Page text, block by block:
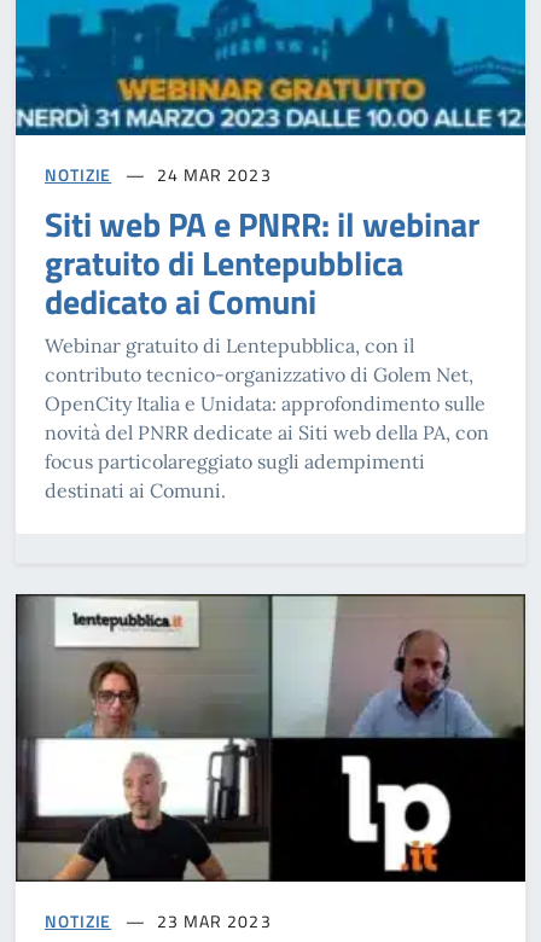
NOTIZIE 24 MAR 2023
Siti web PA e PNRR: il webinar
gratuito di Lentepubblica
dedicato ai Comuni
Webinar gratuito di Lentepubblica, con il
contributo tecnico-organizzativo di Golem Net,
OpenCity Italia e Unidata: approfondimento sulle
novità del PNRR dedicate ai Siti web della PA, con
focus particolareggiato sugli adempimenti
destinati ai Comuni.
NOTIZIE 23 MAR 2023